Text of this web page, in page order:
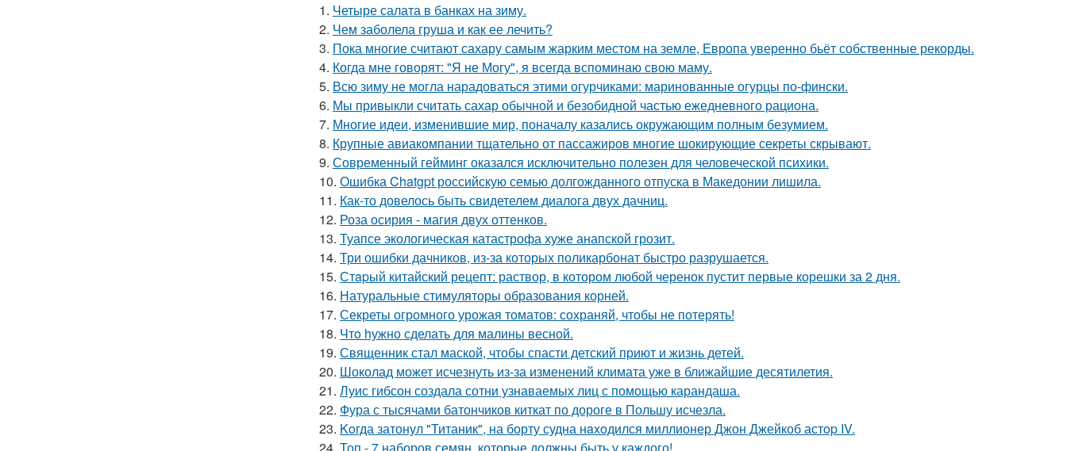
1. Четыре салата в банках на зиму.
2. Чем заболела груша и как ее лечить?
3. Пока многие считают сахару самым жарким местом на земле, Европа уверенно бьёт собственные рекорды.
4. Когда мне говорят: "Я не Могу", я всегда вспоминаю свою маму.
5. Всю зиму не могла нарадоваться этими огурчиками: маринованные огурцы по-фински.
6. Мы привыкли считать сахар обычной и безобидной частью ежедневного рациона.
7. Многие идеи, изменившие мир, поначалу казались окружающим полным безумием.
8. Крупные авиакомпании тщательно от пассажиров многие шокирующие секреты скрывают.
9. Современный гейминг оказался исключительно полезен для человеческой психики.
10. Ошибка Chatgpt российскую семью долгожданного отпуска в Македонии лишила.
11. Как-то довелось быть свидетелем диалога двух дачниц.
12. Роза осирия - магия двух оттенков.
13. Туапсе экологическая катастрофа хуже анапской грозит.
14. Три ошибки дачников, из-за которых поликарбонат быстро разрушается.
15. Стapый китайский рецепт: раствор, в котором любой черенок пустит первые корешки за 2 дня.
16. Натуральные стимуляторы образования корней.
17. Секреты огромного урожая томатов: сохраняй, чтобы не потерять!
18. Чтo hужно сделать для малины весной.
19. Священник стал маской, чтобы спасти детский приют и жизнь детей.
20. Шоколад может исчезнуть из-за изменений климата уже в ближайшие десятилетия.
21. Луис гибсон создала сотни узнаваемых лиц с помощью карандаша.
22. Фура с тысячами батончиков киткат по дороге в Польшу исчезла.
23. Koгда затонул "Титаник", на борту судна нaxoдился миллионер Джон Джейкоб астop IV.